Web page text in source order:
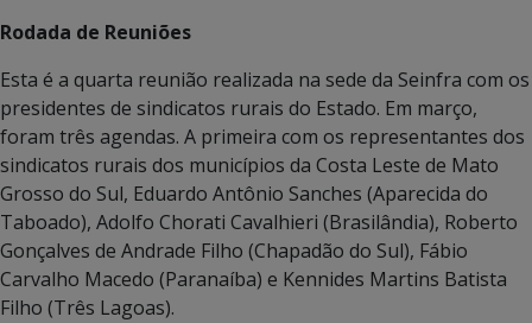
Rodada de Reuniões
Esta é a quarta reunião realizada na sede da Seinfra com os
presidentes de sindicatos rurais do Estado. Em março,
foram três agendas. A primeira com os representantes dos
sindicatos rurais dos municípios da Costa Leste de Mato
Grosso do Sul, Eduardo Antônio Sanches (Aparecida do
Taboado), Adolfo Chorati Cavalhieri (Brasilândia), Roberto
Gonçalves de Andrade Filho (Chapadão do Sul), Fábio
Carvalho Macedo (Paranaíba) e Kennides Martins Batista
Filho (Três Lagoas).